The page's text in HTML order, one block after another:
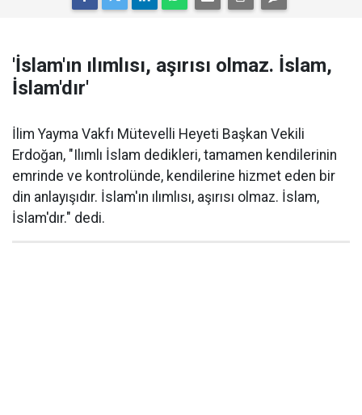
'İslam'ın ılımlısı, aşırısı olmaz. İslam,
İslam'dır'
İlim Yayma Vakfı Mütevelli Heyeti Başkan Vekili
Erdoğan, "Ilımlı İslam dedikleri, tamamen kendilerinin
emrinde ve kontrolünde, kendilerine hizmet eden bir
din anlayışıdır. İslam'ın ılımlısı, aşırısı olmaz. İslam,
İslam'dır." dedi.